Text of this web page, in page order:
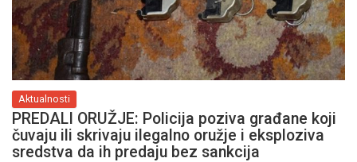
Aktualnosti
PREDALI ORUŽJE: Policija poziva građane koji
čuvaju ili skrivaju ilegalno oružje i eksploziva
sredstva da ih predaju bez sankcija